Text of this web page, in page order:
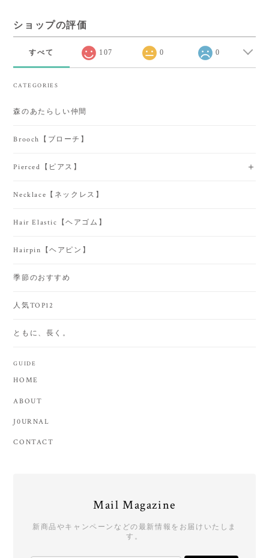
ショップの評価
すべて 107 0 0
CATEGORIES
森のあたらしい仲間
Brooch【ブローチ】
Pierced【ピアス】
Necklace【ネックレス】
Hair Elastic【ヘアゴム】
Hairpin【ヘアピン】
季節のおすすめ
人気TOP12
ともに、長く。
GUIDE
HOME
ABOUT
J0URNAL
CONTACT
Mail Magazine
新商品やキャンペーンなどの最新情報をお届けいたしま
す。